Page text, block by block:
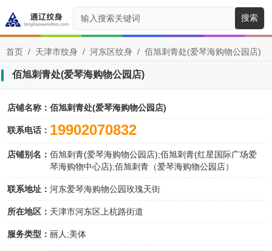
搜索
首页 / 天津市纹身 / 河东区纹身 / 佰旭刺青处(爱琴海购物公园店)
佰旭刺青处(爱琴海购物公园店)
店铺名称： 佰旭刺青处(爱琴海购物公园店)
联系电话： 19902070832
店铺别名： 佰旭刺青(爱琴海购物公园店);佰旭刺青(红星国际广场爱
琴海购物中心店);佰旭刺青（爱琴海购物公园店）
联系地址： 河东爱琴海购物公园玫瑰天街
所在地区： 天津市河东区上杭路街道
服务类型： 丽人;美体